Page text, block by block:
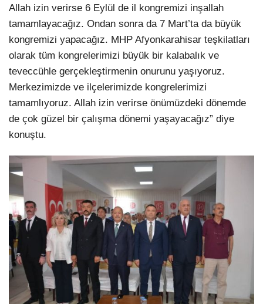
Allah izin verirse 6 Eylül de il kongremizi inşallah
tamamlayacağız. Ondan sonra da 7 Mart’ta da büyük
kongremizi yapacağız. MHP Afyonkarahisar teşkilatları
olarak tüm kongrelerimizi büyük bir kalabalık ve
teveccühle gerçekleştirmenin onurunu yaşıyoruz.
Merkezimizde ve ilçelerimizde kongrelerimizi
tamamlıyoruz. Allah izin verirse önümüzdeki dönemde
de çok güzel bir çalışma dönemi yaşayacağız” diye
konuştu.